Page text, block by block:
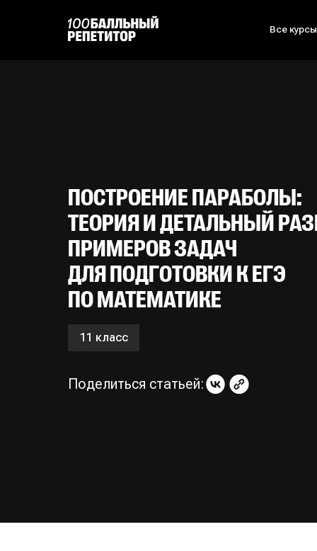
Все курсы
ПОСТРОЕНИЕ ПАРАБОЛЫ:
ТЕОРИЯ И ДЕТАЛЬНЫЙ
ПРИМЕРОВ ЗАДАЧ
ДЛЯ ПОДГОТОВКИ К ЕГЭ
ПО МАТЕМАТИКЕ
11 класс
Поделиться статьей: